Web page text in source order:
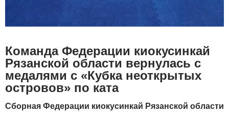
Команда Федерации киокусинкай
Рязанской области вернулась с
медалями с «Кубка неоткрытых
островов» по ката
Сборная Федерации киокусинкай Рязанской области